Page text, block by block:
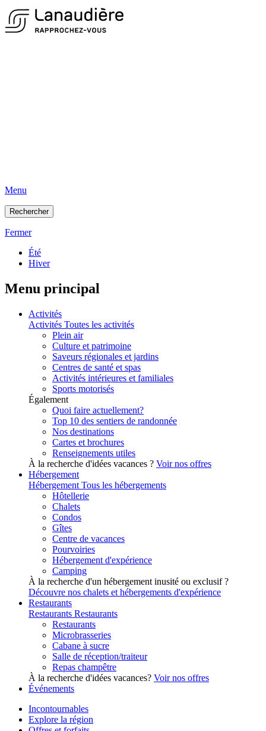
Menu
Rechercher
Fermer
Été
Hiver
Menu principal
Activités
Activités Toutes les activités
Plein air
Culture et patrimoine
Saveurs régionales et jardins
Centres de santé et spas
Activités intérieures et familiales
Sports motorisés
Également
Quoi faire actuellement?
Top 10 des sentiers de randonnée
Nos destinations
Cartes et brochures
Renseignements utiles
À la recherche d'idées vacances ? Voir nos offres
Hébergement
Hébergement Tous les hébergements
Hôtellerie
Chalets
Condos
Gîtes
Centre de vacances
Pourvoiries
Hébergement d'expérience
Camping
À la recherche d'un hébergement inusité ou exclusif ?
Découvre nos chalets et hébergements d'expérience
Restaurants
Restaurants Restaurants
Restaurants
Microbrasseries
Cabane à sucre
Salle de réception/traiteur
Repas champêtre
À la recherche d'idées vacances? Voir nos offres
Événements
Incontournables
Explore la région